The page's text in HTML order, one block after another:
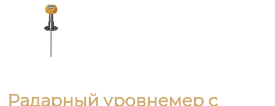
Радарный уровнемер с